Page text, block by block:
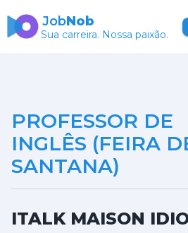
JobNob
Sua carreira. Nossa paixão.
PROFESSOR DE
INGLÊS (FEIRA
SANTANA)
ITALK MAISON